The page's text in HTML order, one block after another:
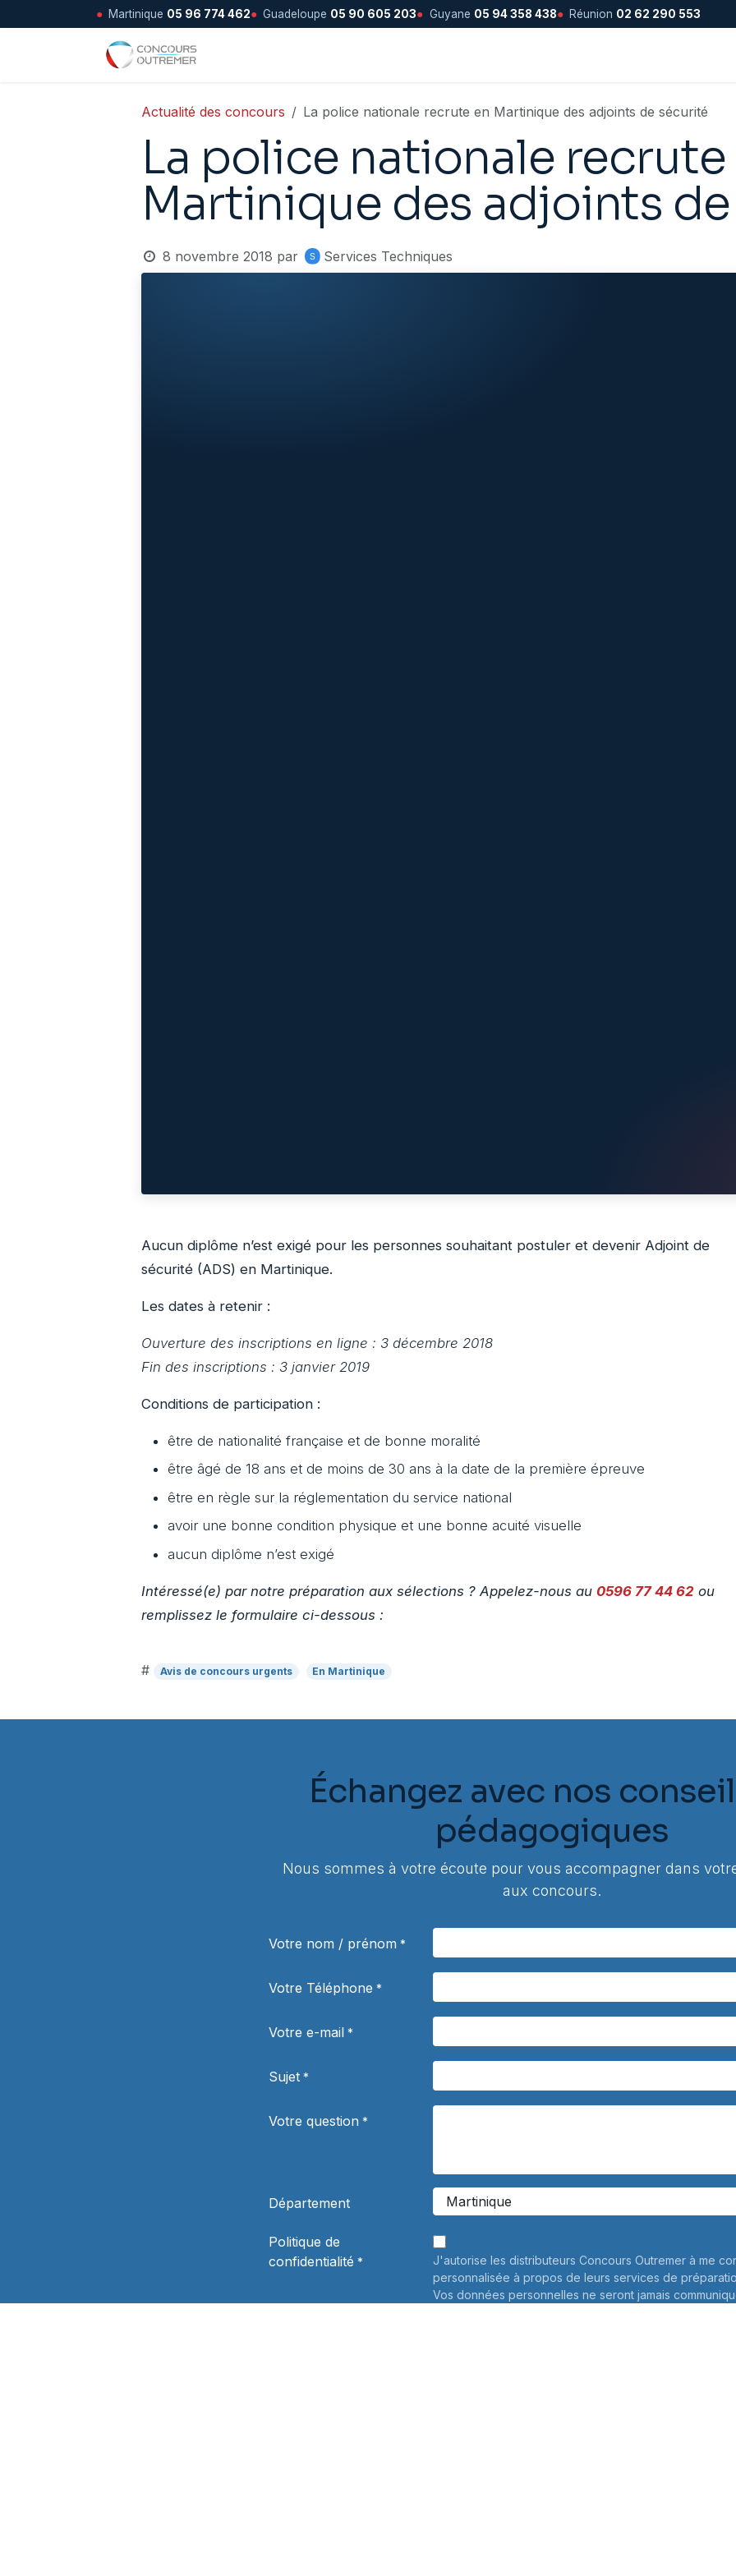
● Martinique 05 96 774 462● Guadeloupe 05 90 605 203● Guyane 05 94 358 438● Réunion 02 62 290 553
Se rendre au contenu
Actualité des concours La police nationale recrute en Martinique des adjoints de sécurité
La police nationale recrute
Martinique des adjoints
8 novembre 2018 par Services Techniques
Aucun diplôme n’est exigé pour les personnes souhaitant postuler et devenir Adjoint de
sécurité (ADS) en Martinique.
Les dates à retenir :
Ouverture des inscriptions en ligne : 3 décembre 2018
Fin des inscriptions : 3 janvier 2019
Conditions de participation :
être de nationalité française et de bonne moralité
être âgé de 18 ans et de moins de 30 ans à la date de la première épreuve
être en règle sur la réglementation du service national
avoir une bonne condition physique et une bonne acuité visuelle
aucun diplôme n’est exigé
Intéressé(e) par notre préparation aux sélections ? Appelez-nous au 0596 77 44 62 ou
remplissez le formulaire ci-dessous :
# Avis de concours urgents En Martinique
Échangez avec nos
pédagogiques
Nous sommes à votre écoute pour vous accompagner dans
aux concours.
Votre nom / prénom *
Votre Téléphone *
Votre e-mail *
Sujet *
Votre question *
Département
Politique de
confidentialité *
J'autorise les distributeurs Concours Outremer à me
personnalisée à propos de leurs services de
Vos données personnelles ne seront jamais